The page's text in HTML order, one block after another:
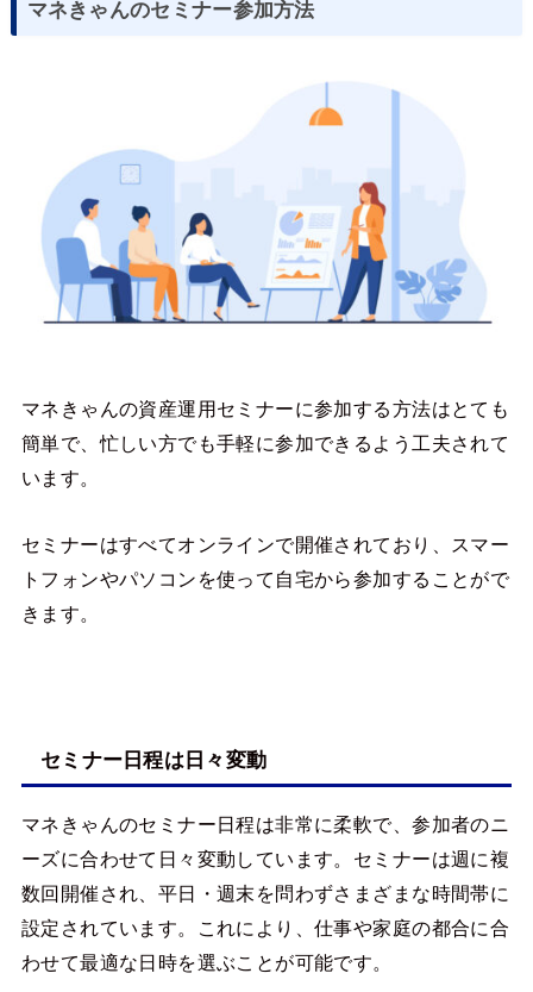
マネきゃんのセミナー参加方法
マネきゃんの資産運用セミナーに参加する方法はとても
簡単で、忙しい方でも手軽に参加できるよう工夫されて
います。
セミナーはすべてオンラインで開催されており、スマー
トフォンやパソコンを使って自宅から参加することがで
きます。
セミナー日程は日々変動
マネきゃんのセミナー日程は非常に柔軟で、参加者のニ
ーズに合わせて日々変動しています。セミナーは週に複
数回開催され、平日・週末を問わずさまざまな時間帯に
設定されています。これにより、仕事や家庭の都合に合
わせて最適な日時を選ぶことが可能です。